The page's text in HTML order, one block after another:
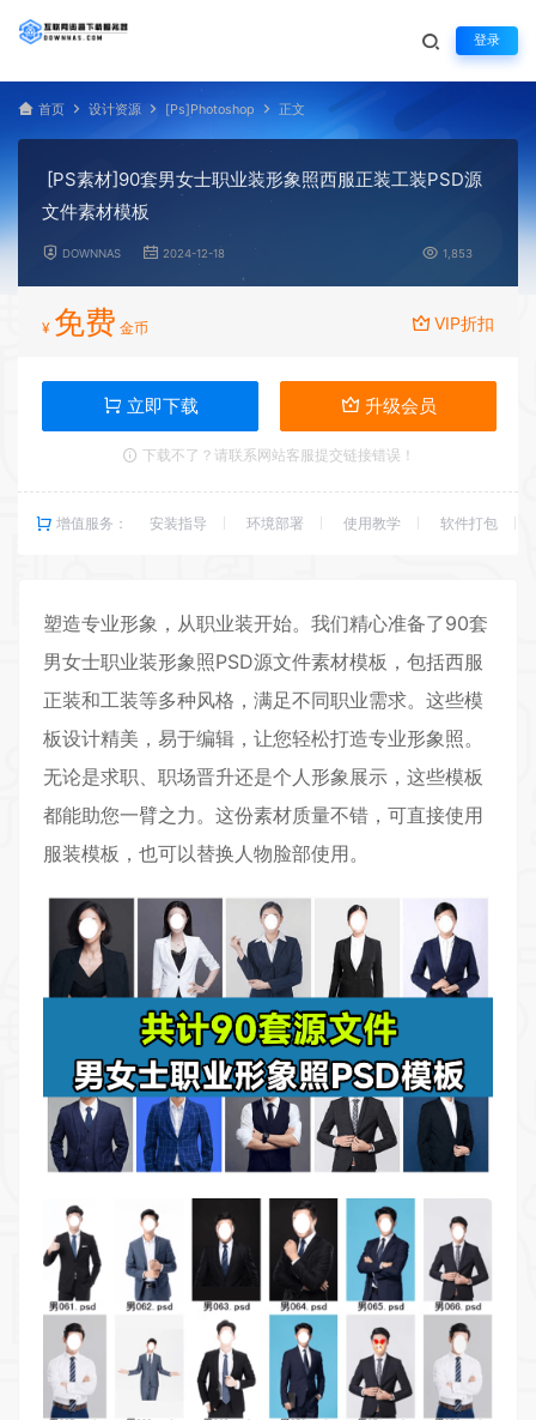
登录
首页 设计资源 [Ps]Photoshop 正文
[PS素材]90套男女士职业装形象照西服正装工装PSD源
文件素材模板
DOWNNAS 2024-12-18 1,853
¥ 免费 金币 VIP折扣
立即下载 升级会员
下载不了？请联系网站客服提交链接错误！
增值服务： 安装指导 环境部署 使用教学 软件打包
塑造专业形象，从职业装开始。我们精心准备了90套
男女士职业装形象照PSD源文件素材模板，包括西服
正装和工装等多种风格，满足不同职业需求。这些模
板设计精美，易于编辑，让您轻松打造专业形象照。
无论是求职、职场晋升还是个人形象展示，这些模板
都能助您一臂之力。这份素材质量不错，可直接使用
服装模板，也可以替换人物脸部使用。